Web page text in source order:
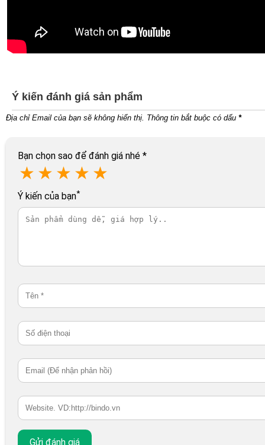
Ý kiến đánh giá sản phẩm
Địa chỉ Email của bạn sẽ không hiển thị. Thông tin bắt buộc có dấu *
Bạn chọn sao để đánh giá nhé *
★ ★ ★ ★ ★
Ý kiến của bạn*